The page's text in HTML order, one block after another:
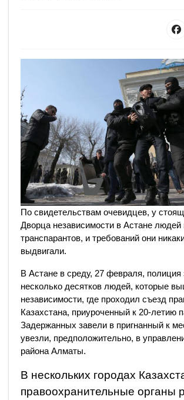
По свидетельствам очевидцев, у
Дворца независимости в Астане
транспарантов, и требований они
выдвигали.
В Астане в среду, 27 февраля, полиция
несколько десятков людей, которые
независимости, где проходил съезд
Казахстана, приуроченный к 20-летию
Задержанных завели в пригнанный к
увезли, предположительно, в
района Алматы.
В нескольких городах
правоохранительные органы